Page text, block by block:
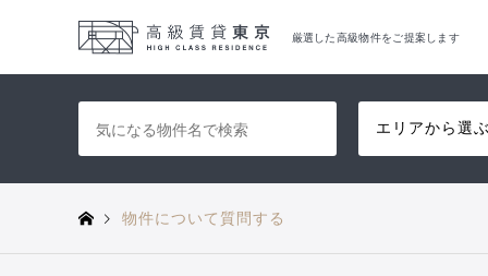
厳選した高級物件をご提案します
エリアから選
物件について質問する